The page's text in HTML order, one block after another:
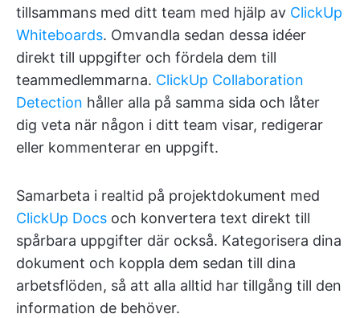
tillsammans med ditt team med hjälp av ClickUp
Whiteboards. Omvandla sedan dessa idéer
direkt till uppgifter och fördela dem till
teammedlemmarna. ClickUp Collaboration
Detection håller alla på samma sida och låter
dig veta när någon i ditt team visar, redigerar
eller kommenterar en uppgift.
Samarbeta i realtid på projektdokument med
ClickUp Docs och konvertera text direkt till
spårbara uppgifter där också. Kategorisera dina
dokument och koppla dem sedan till dina
arbetsflöden, så att alla alltid har tillgång till den
information de behöver.